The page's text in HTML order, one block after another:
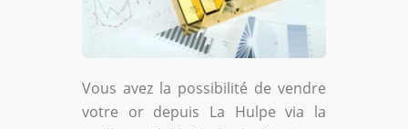
Vous avez la possibilité de vendre
votre or depuis La Hulpe via la